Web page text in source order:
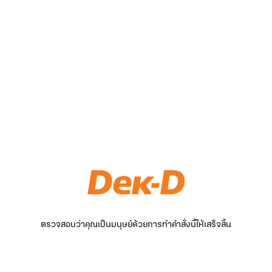
ตรวจสอบว่าคุณเป็นมนุษย์ด้วยการทำคำสั่งนี้ให้เสร็จสิ้น